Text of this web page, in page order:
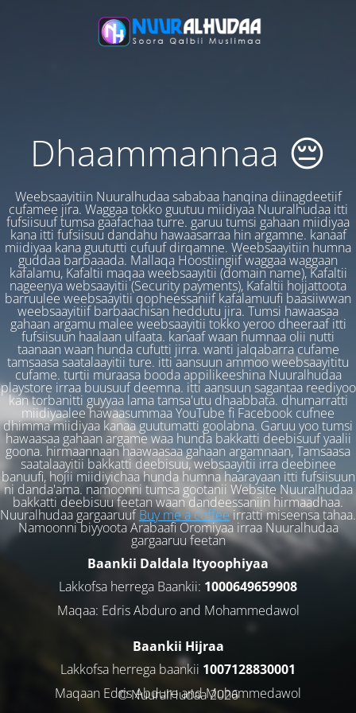
Dhaammannaa 😔
Weebsaayitiin Nuuralhudaa sababaa hanqina diinagdeetiif
cufamee jira. Waggaa tokko guutuu miidiyaa Nuuralhudaa itti
fufsiisuuf tumsa gaafachaa turre. garuu tumsi gahaan miidiyaa
kana itti fufsiisuu dandahu hawaasarraa hin argamne. kanaaf
miidiyaa kana guututti cufuuf dirqamne. Weebsaayitiin humna
guddaa barbaaada. Mallaqa Hoostiingiif waggaa waggaan
kafalamu, Kafaltii maqaa weebsaayitii (domain name), Kafaltii
nageenya websaayitii (Security payments), Kafaltii hojjattoota
barruulee weebsaayitii qopheessaniif kafalamuufi baasiiwwan
weebsaayitiif barbaachisan heddutu jira. Tumsi hawaasaa
gahaan argamu malee weebsaayitii tokko yeroo dheeraaf itti
fufsiisuun haalaan ulfaata. kanaaf waan humnaa olii nutti
taanaan waan hunda cufutti jirra. wanti jalqabarra cufame
tamsaasa saatalaayitii ture. itti aansuun ammoo weebsaayititu
cufame. turtii muraasa booda appilikeeshina Nuuralhudaa
playstore irraa buusuuf deemna. itti aansuun sagantaa reediyoo
kan torbanitti guyyaa lama tamsa'utu dhaabbata. dhumarratti
miidiyaalee hawaasummaa YouTube fi Facebook cufnee
dhimma miidiyaa kanaa guutumatti goolabna. Garuu yoo tumsi
hawaasaa gahaan argame waa hunda bakkatti deebisuuf yaalii
goona. hirmaannaan haawaasaa gahaan argamnaan, Tamsaasa
saatalaayitii bakkatti deebisuu, websaayitii irra deebinee
banuufi, hojii miidiyichaa hunda humna haarayaan itti fufsiisuun
ni danda'ama. namoonni tumsa gootanii Website Nuuralhudaa
bakkatti deebisuu feetan waan dandeessaniin hirmaadhaa.
Nuuralhudaa gargaaruufBuy me a coffeeirratti miseensa tahaa.
Namoonni biyyoota Arabaafi Oromiyaa irraa Nuuralhudaa
gargaaruu feetan
Baankii Daldala Ityoophiyaa
Lakkofsa herrega Baankii: 1000649659908
Maqaa: Edris Abduro and Mohammedawol
Baankii Hijraa
Lakkofsa herrega baankii 1007128830001
Maqaan Edris Abduro and Muhammedawol
© NuuralHudaa 2026